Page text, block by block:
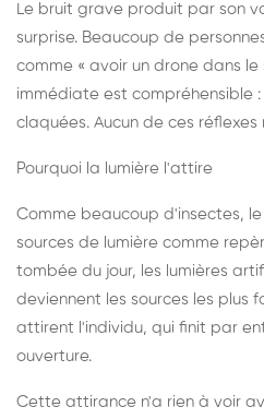
Le bruit grave produit par son
surprise. Beaucoup de
comme « avoir un drone dans le
immédiate est compréhensible
claquées. Aucun de ces réflexes
Pourquoi la lumière l'attire
Comme beaucoup d'insectes,
sources de lumière comme
tombée du jour, les lumières
deviennent les sources les plus
attirent l'individu, qui finit par
ouverture.
Cette attirance n'a rien à voir